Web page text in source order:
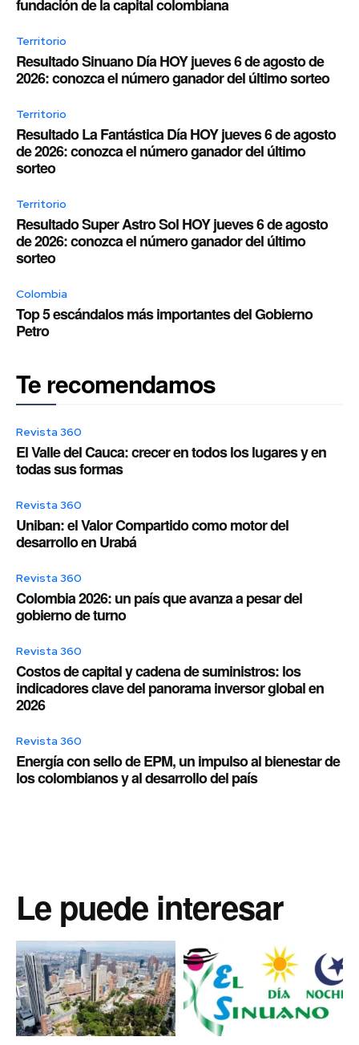
fundación de la capital colombiana
Territorio
Resultado Sinuano Día HOY jueves 6 de agosto de
2026: conozca el número ganador del último sorteo
Territorio
Resultado La Fantástica Día HOY jueves 6 de agosto
de 2026: conozca el número ganador del último
sorteo
Territorio
Resultado Super Astro Sol HOY jueves 6 de agosto
de 2026: conozca el número ganador del último
sorteo
Colombia
Top 5 escándalos más importantes del Gobierno
Petro
Te recomendamos
Revista 360
El Valle del Cauca: crecer en todos los lugares y en
todas sus formas
Revista 360
Uniban: el Valor Compartido como motor del
desarrollo en Urabá
Revista 360
Colombia 2026: un país que avanza a pesar del
gobierno de turno
Revista 360
Costos de capital y cadena de suministros: los
indicadores clave del panorama inversor global en
2026
Revista 360
Energía con sello de EPM, un impulso al bienestar de
los colombianos y al desarrollo del país
Le puede interesar